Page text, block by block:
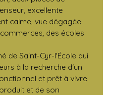
excellente
calme, vue dégagée
des écoles
de Saint-Cyr-l'École qui
à la recherche d'un
et prêt à vivre.
et de son